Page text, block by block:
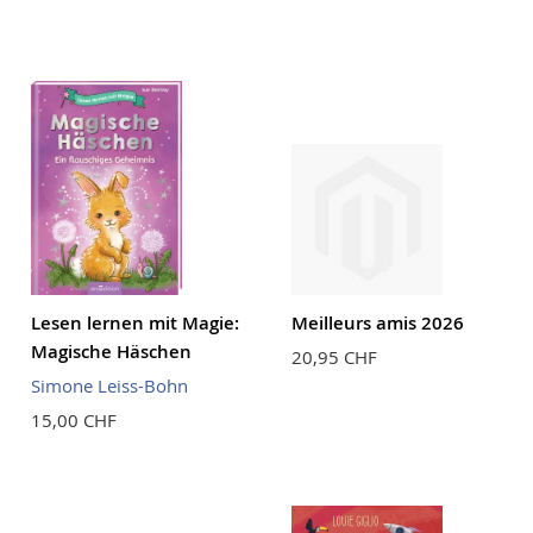
Lesen lernen mit Magie:
Magische Häschen
Simone Leiss-Bohn
15,00 CHF
Meilleurs amis 2026
20,95 CHF